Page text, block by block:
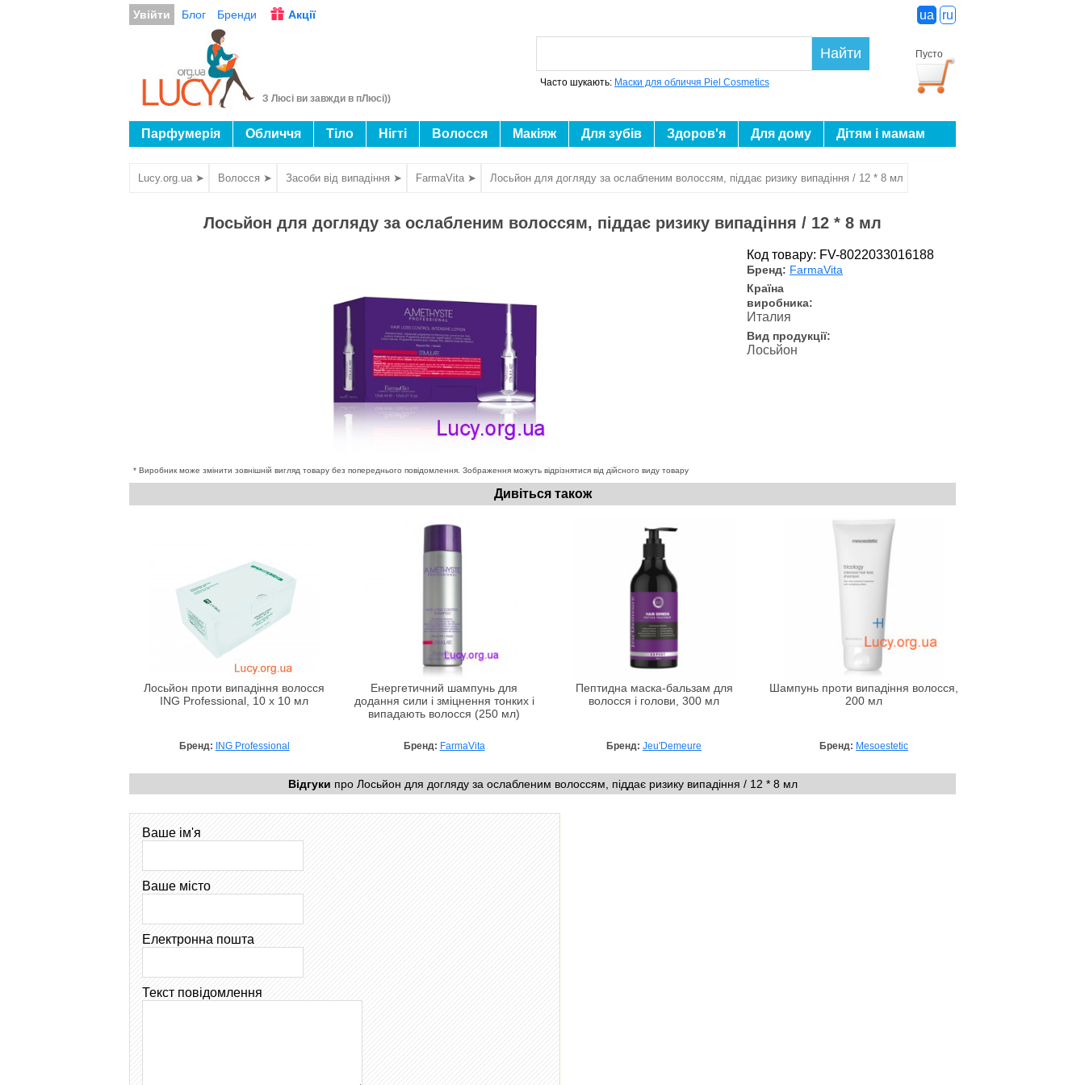
Увійти Блог Бренди Акції ua ru
З Люсі ви завжди в пЛюсі))
Пусто
Найти
Часто шукають: Маски для обличчя Piel Cosmetics
Парфумерія Обличчя Тіло Нігті Волосся Макіяж Для зубів Здоров'я Для дому Дітям і мамам
Lucy.org.ua ➤ Волосся ➤ Засоби від випадіння ➤ FarmaVita ➤ Лосьйон для догляду за ослабленим волоссям, піддає ризику випадіння / 12 * 8 мл
Лосьйон для догляду за ослабленим волоссям, піддає ризику випадіння / 12 * 8 мл
* Виробник може змінити зовнішній вигляд товару без попереднього повідомлення. Зображення можуть відрізнятися від дійсного виду товару
Код товару: FV-8022033016188
Бренд: FarmaVita
Країна
виробника:
Италия
Вид продукції:
Лосьйон
Дивіться також
Лосьйон проти випадіння волосся
ING Professional, 10 х 10 мл
Бренд: ING Professional
Енергетичний шампунь для
додання сили і зміцнення тонких і
випадають волосся (250 мл)
Бренд: FarmaVita
Пептидна маска-бальзам для
волосся і голови, 300 мл
Бренд: Jeu'Demeure
Шампунь проти випадіння волосся,
200 мл
Бренд: Mesoestetic
Відгуки про Лосьйон для догляду за ослабленим волоссям, піддає ризику випадіння / 12 * 8 мл
Ваше ім'я
Ваше місто
Електронна пошта
Текст повідомлення